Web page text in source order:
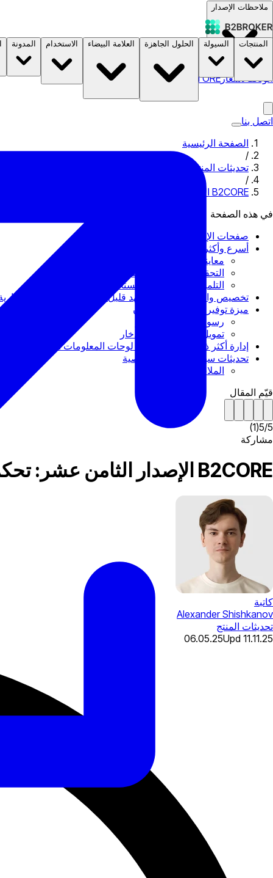
ملاحظات الإصدار
الوثائقالأسعارB2STORE
المنتجات السيولة الحلول الجاهزة العلامة البيضاء الاستخدام المدونة
اتصل بنا
الصفحة الرئيسية
/
تحديثات المنتج
/
B2CORE الإصدار الثامن عشر: تحكم أفضل في المعاملات، انضمام سلس وأسهل للعلامة التجارية
في هذه الصفحة
صفحات الإيداع والسحب المحسّنة
أسرع وأكثر سلاسة تجربة المستخدم
معاينات التسجيل والاشتراك
التحقق الفوري بعد التسجيل
التلميحات التفاعلية للمستخدمين الجدد
تخصيص واجهة المستخدم بجهد قليل — منصتك، علامتك
ميزة توفير أفضل للنمو المرن
رسوم الاسترداد المبكر
تمويل أسهل لخطط الادخار
إدارة أكثر ذكاءً للأدوات لجعل لوحات المعلومات أنظف
تحديثات سهلة للبيانات الشخصية
الملاحظات النهائية
قيّم المقال
5/5
(
1
)
مشاركة
B2CORE الإصدار الثامن عشر: تحكم أفضل في المعاملات، انضمام سلس وأسهل للعلامة التجارية
كاتبة
Alexander Shishkanov
تحديثات المنتج
06.05.25Upd 11.11.25